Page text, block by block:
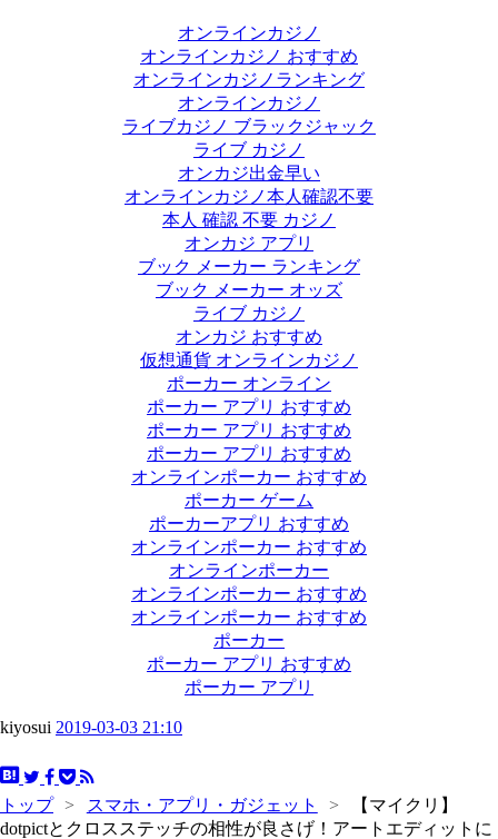
オンラインカジノ
オンラインカジノ おすすめ
オンラインカジノランキング
オンラインカジノ
ライブカジノ ブラックジャック
ライブ カジノ
オンカジ出金早い
オンラインカジノ本人確認不要
本人 確認 不要 カジノ
オンカジ アプリ
ブック メーカー ランキング
ブック メーカー オッズ
ライブ カジノ
オンカジ おすすめ
仮想通貨 オンラインカジノ
ポーカー オンライン
ポーカー アプリ おすすめ
ポーカー アプリ おすすめ
ポーカー アプリ おすすめ
オンラインポーカー おすすめ
ポーカー ゲーム
ポーカーアプリ おすすめ
オンラインポーカー おすすめ
オンラインポーカー
オンラインポーカー おすすめ
オンラインポーカー おすすめ
ポーカー
ポーカー アプリ おすすめ
ポーカー アプリ
kiyosui 2019-03-03 21:10
トップ > スマホ・アプリ・ガジェット >
【マイクリ】
dotpictとクロスステッチの相性が良さげ！アートエディットに